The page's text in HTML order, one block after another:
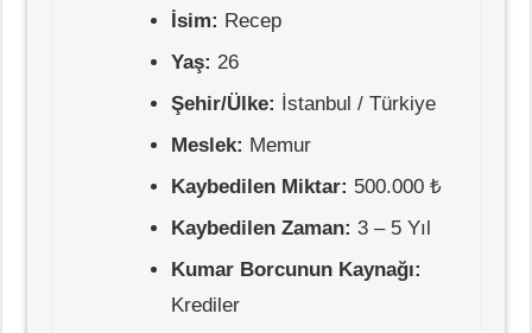
İsim: Recep
Yaş: 26
Şehir/Ülke: İstanbul / Türkiye
Meslek: Memur
Kaybedilen Miktar: 500.000 ₺
Kaybedilen Zaman: 3 – 5 Yıl
Kumar Borcunun Kaynağı:
Krediler